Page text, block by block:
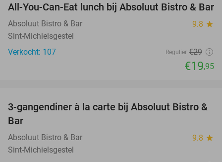
31%
All-You-Can-Eat lunch bij Absoluut Bistro & Bar
Absoluut Bistro & Bar 9.8 star
Sint-Michielsgestel
Verkocht: 107
Regulier €29
€19,95
37%
3-gangendiner à la carte bij Absoluut Bistro &
Bar
Absoluut Bistro & Bar 9.8 star
Sint-Michielsgestel